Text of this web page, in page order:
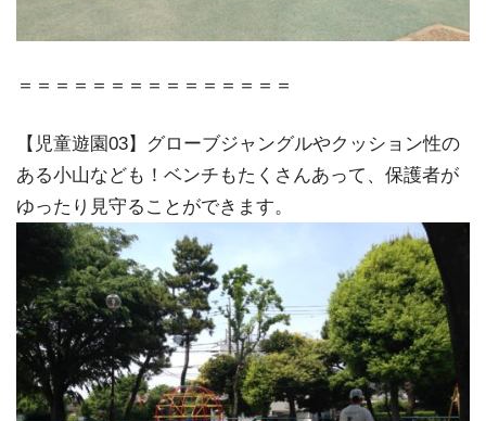
＝＝＝＝＝＝＝＝＝＝＝＝＝＝＝
【児童遊園03】グローブジャングルやクッション性の
ある小山なども！ベンチもたくさんあって、保護者が
ゆったり見守ることができます。